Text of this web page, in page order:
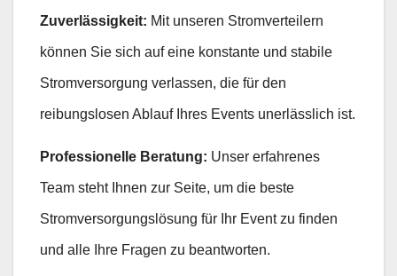
Zuverlässigkeit: Mit unseren Stromverteilern
können Sie sich auf eine konstante und stabile
Stromversorgung verlassen, die für den
reibungslosen Ablauf Ihres Events unerlässlich ist.
Professionelle Beratung: Unser erfahrenes
Team steht Ihnen zur Seite, um die beste
Stromversorgungslösung für Ihr Event zu finden
und alle Ihre Fragen zu beantworten.